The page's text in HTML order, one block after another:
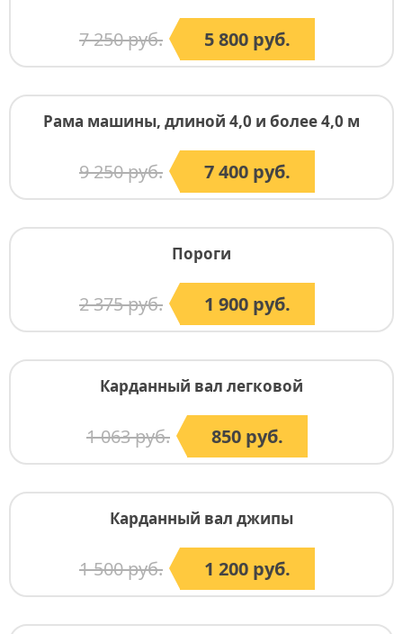
7 250 руб. 5 800 руб.
Рама машины, длиной 4,0 и более 4,0 м
9 250 руб. 7 400 руб.
Пороги
2 375 руб. 1 900 руб.
Карданный вал легковой
1 063 руб. 850 руб.
Карданный вал джипы
1 500 руб. 1 200 руб.